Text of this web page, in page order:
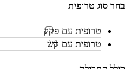
בחר סוג טרופית
טרופית עם פקק
טרופית עם קש